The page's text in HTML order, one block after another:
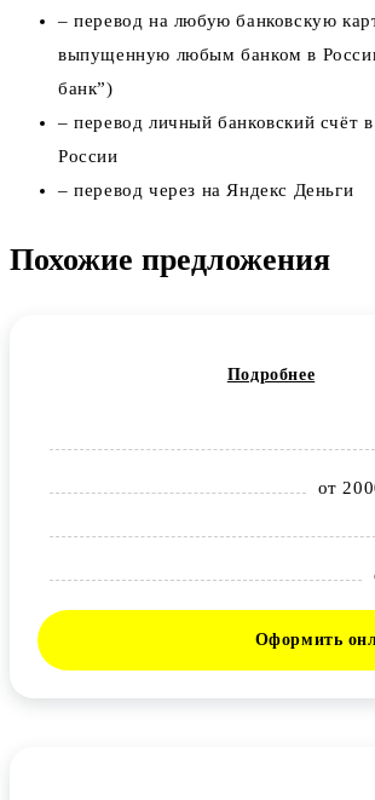
– перевод на любую банковскую
выпущенную любым банком в
банк”)
– перевод личный банковский счёт
России
– перевод через на Яндекс Деньги
Похожие предложения
Подробнее
от
Оформить